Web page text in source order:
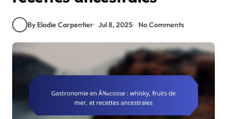
By Elodie Carpentier Jul 8, 2025 No Comments